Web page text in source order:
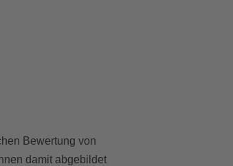
Bewertung von
damit abgebildet